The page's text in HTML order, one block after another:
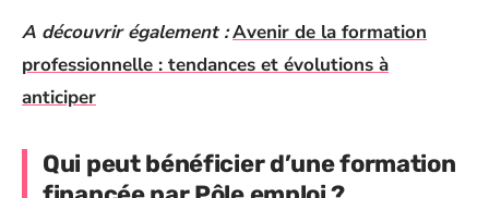
A découvrir également :Avenir de la formation
professionnelle : tendances et évolutions à
anticiper
Qui peut bénéficier d’une formation